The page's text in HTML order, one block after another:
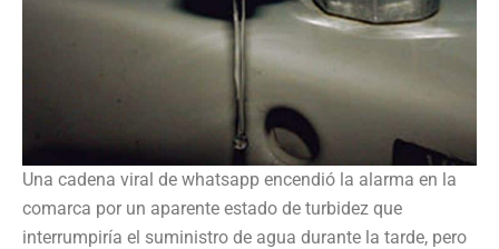
Una cadena viral de whatsapp encendió la alarma en la
comarca por un aparente estado de turbidez que
interrumpiría el suministro de agua durante la tarde, pero